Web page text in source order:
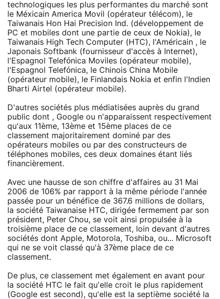
technologiques les plus performantes du marché sont
le Méxicain America Movil (opérateur télécom), le
Taiwanais Hon Hai Precision Ind. (développement de
PC et mobiles dont une partie de ceux de Nokia), le
Taiwanais High Tech Computer (HTC), l'Américain , le
Japonais Softbank (fournisseur d'accès à Internet),
l'Espagnol Telefónica Moviles (opérateur mobile),
l'Espagnol Telefónica, le Chinois China Mobile
(opérateur mobile), le Finlandais Nokia et enfin l'Indien
Bharti Airtel (opérateur mobile).
D'autres sociétés plus médiatisées auprès du grand
public dont , Google ou n'apparaissent respectivement
qu'aux 11ème, 13ème et 15ème places de ce
classement majoritairement dominé par des
opérateurs mobiles ou par des constructeurs de
téléphones mobiles, ces deux domaines étant liés
financièrement.
Avec une hausse de son chiffre d'affaires au 31 Mai
2006 de 106% par rapport à la même période l'année
passée pour un bénéfice de 367.6 millions de dollars,
la société Taiwanaise HTC, dirigée fermement par son
président, Peter Chou, se voit ainsi propulsée à la
troisième place de ce classement, loin devant d'autres
sociétés dont Apple, Motorola, Toshiba, ou... Microsoft
qui ne se voit classé qu'à 37ème place de ce
classement.
De plus, ce classement met également en avant pour
la société HTC le fait qu'elle croit le plus rapidement
(Google est second), qu'elle est la septième société la